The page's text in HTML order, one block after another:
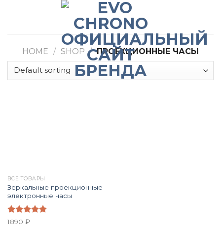
HOME / SHOP / ПРОЕКЦИОННЫЕ ЧАСЫ
ВСЕ ТОВАРЫ
Зеркальные проекционные
электронные часы
Rated5.00
1890 ₽